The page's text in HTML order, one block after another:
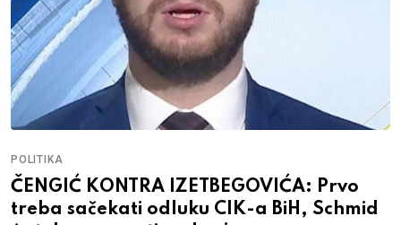
POLITIKA
ČENGIĆ KONTRA IZETBEGOVIĆA: Prvo
treba sačekati odluku CIK-a BiH, Schmid